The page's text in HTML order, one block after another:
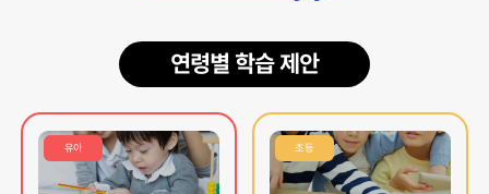
연령별 학습 제안
유아 초등